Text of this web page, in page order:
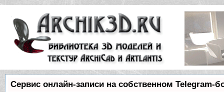
Сервис онлайн-записи на собственном Telegram-